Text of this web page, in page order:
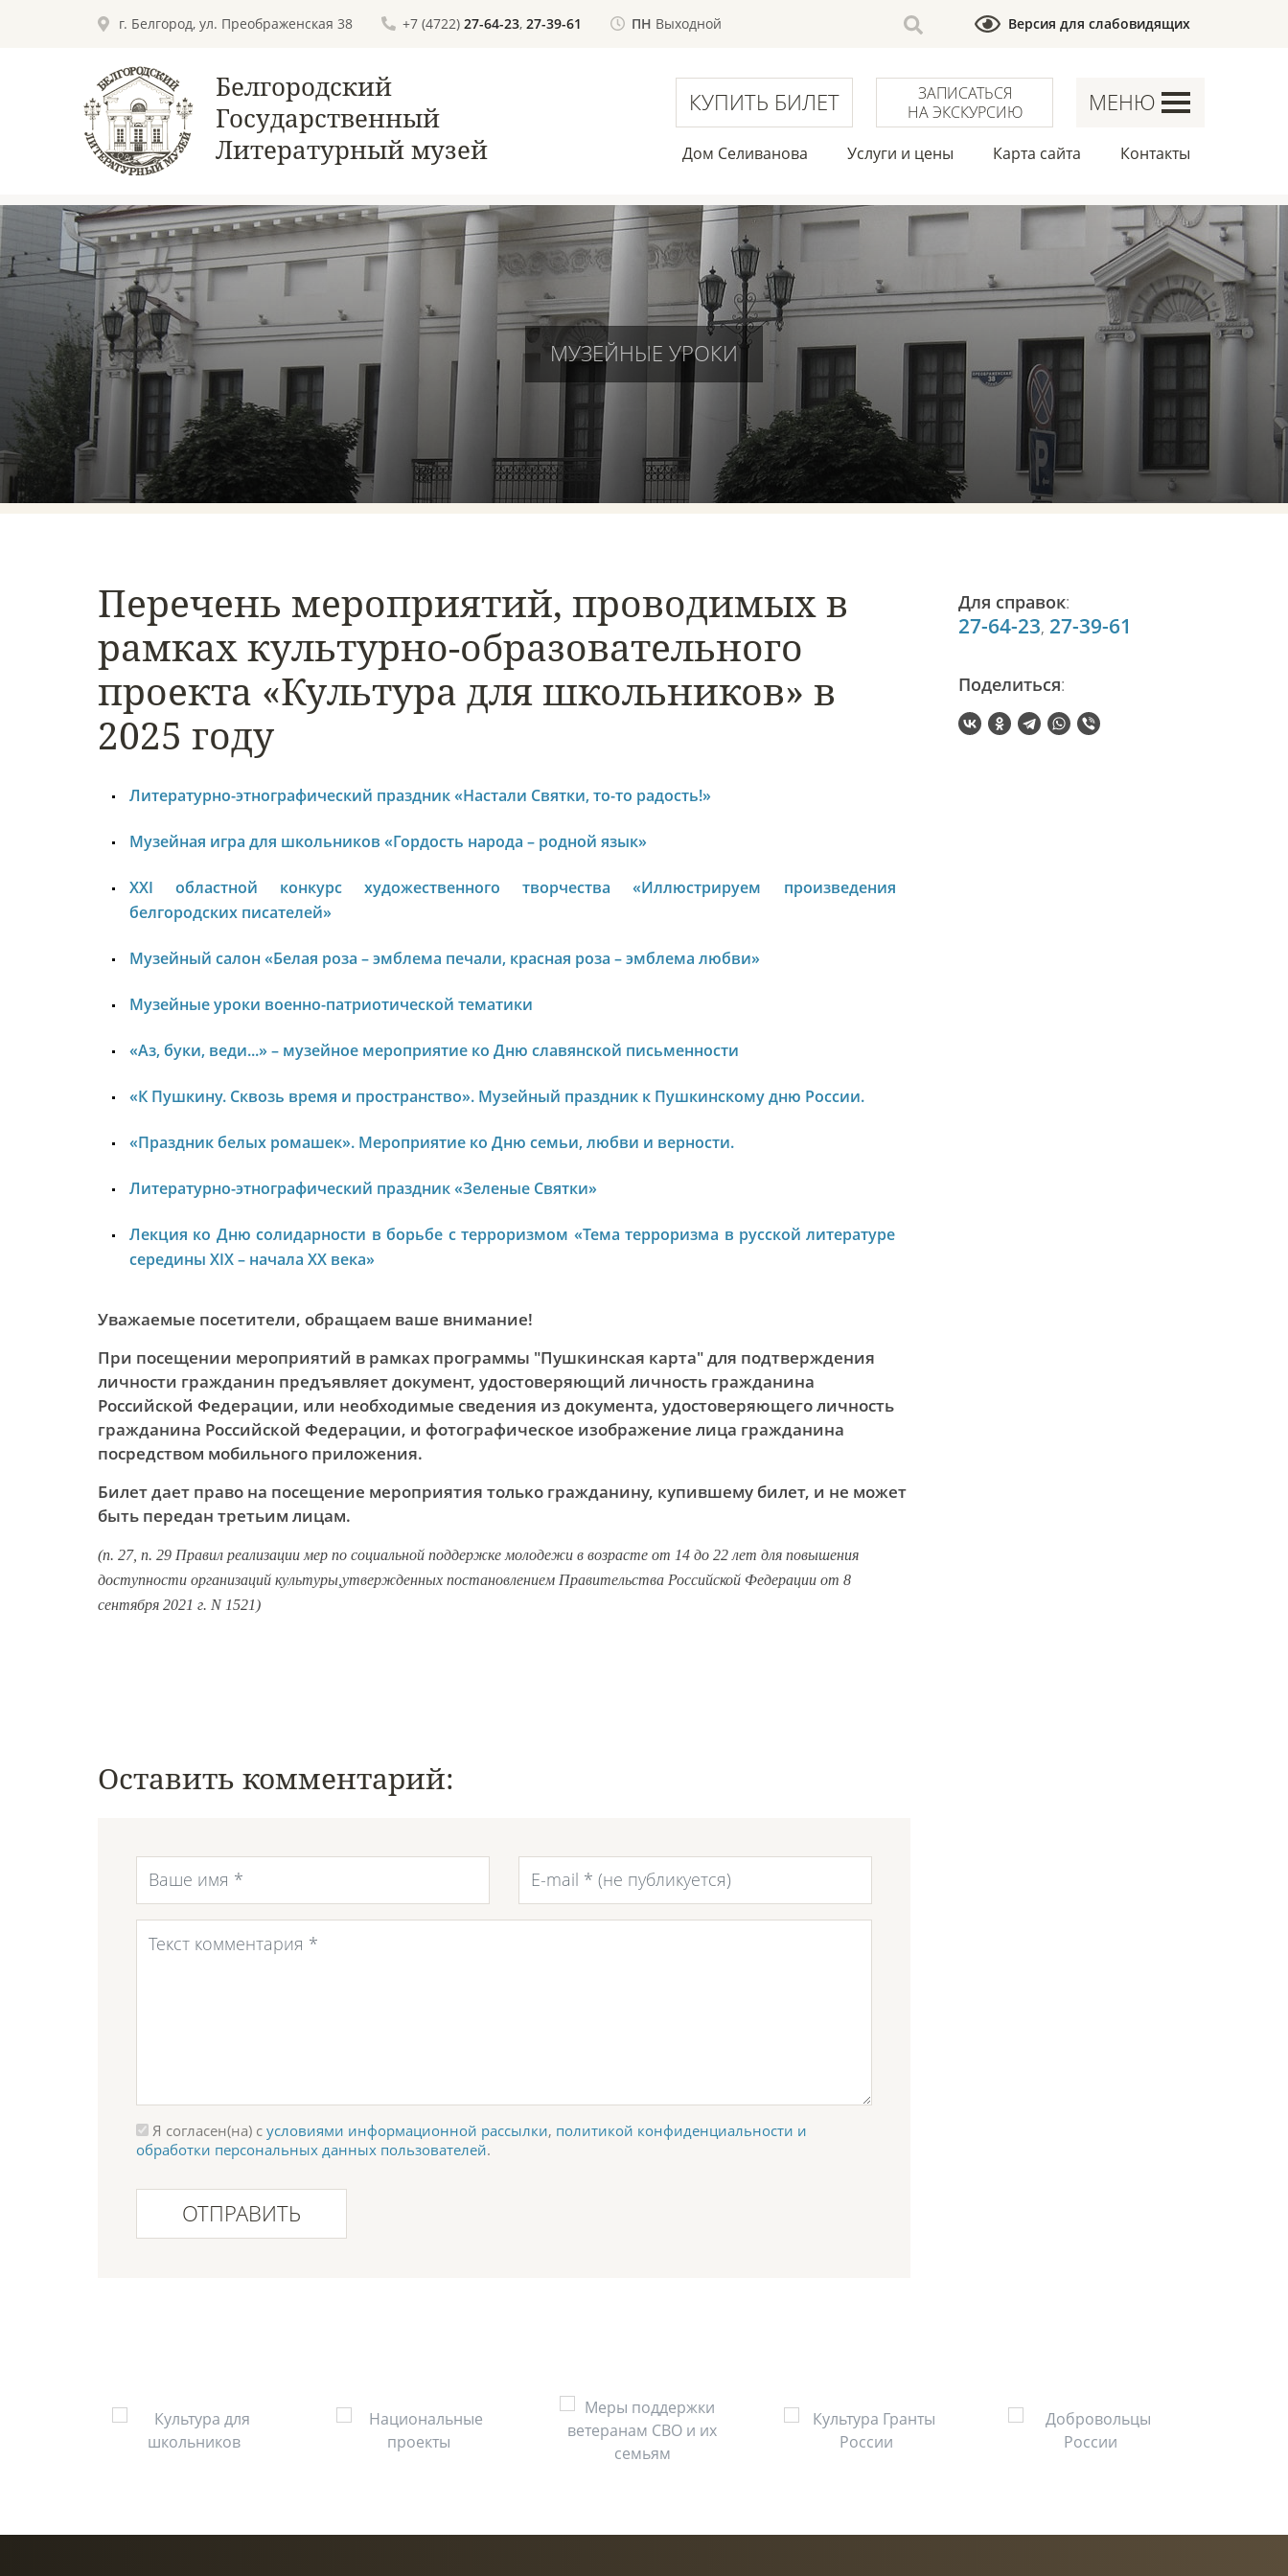
г. Белгород, ул. Преображенская 38 +7 (4722) 27-64-23, 27-39-61 ПН Выходной Версия для слабовидящих
Белгородский
Государственный
Литературный музей
КУПИТЬ БИЛЕТ
ЗАПИСАТЬСЯ
НА ЭКСКУРСИЮ
МЕНЮ
Дом Селиванова Услуги и цены Карта сайта Контакты
МУЗЕЙНЫЕ УРОКИ
Перечень мероприятий, проводимых в
рамках культурно-образовательного
проекта «Культура для школьников» в
2025 году
Литературно-этнографический праздник «Настали Святки, то-то радость!»
Музейная игра для школьников «Гордость народа – родной язык»
ХХI областной конкурс художественного творчества «Иллюстрируем произведения
белгородских писателей»
Музейный салон «Белая роза – эмблема печали, красная роза – эмблема любви»
Музейные уроки военно-патриотической тематики
«Аз, буки, веди...» – музейное мероприятие ко Дню славянской письменности
«К Пушкину. Сквозь время и пространство». Музейный праздник к Пушкинскому дню России.
«Праздник белых ромашек». Мероприятие ко Дню семьи, любви и верности.
Литературно-этнографический праздник «Зеленые Святки»
Лекция ко Дню солидарности в борьбе с терроризмом «Тема терроризма в русской литературе
середины ХIХ – начала ХХ века»
Уважаемые посетители, обращаем ваше внимание!
При посещении мероприятий в рамках программы "Пушкинская карта" для подтверждения
личности гражданин предъявляет документ, удостоверяющий личность гражданина
Российской Федерации, или необходимые сведения из документа, удостоверяющего личность
гражданина Российской Федерации, и фотографическое изображение лица гражданина
посредством мобильного приложения.
Билет дает право на посещение мероприятия только гражданину, купившему билет, и не может
быть передан третьим лицам.
(п. 27, п. 29 Правил реализации мер по социальной поддержке молодежи в возрасте от 14 до 22 лет для повышения
доступности организаций культуры,утвержденных постановлением Правительства Российской Федерации от 8
сентября 2021 г. N 1521)
Для справок:
27-64-23, 27-39-61
Поделиться:
Оставить комментарий:
Я согласен(на) с условиями информационной рассылки, политикой конфиденциальности и
обработки персональных данных пользователей.
ОТПРАВИТЬ